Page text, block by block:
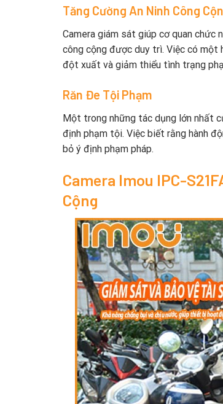
Tăng Cường An Ninh Công
Camera giám sát giúp cơ quan
công cộng được duy trì. Việc có một
đột xuất và giảm thiểu tình trạng
Răn Đe Tội Phạm
Một trong những tác dụng lớn nhất
định phạm tội. Việc biết rằng hành
bỏ ý định phạm pháp.
Camera Imou IPC-
Cộng